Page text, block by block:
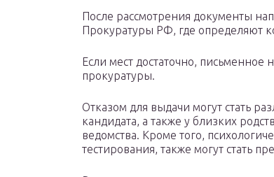
После рассмотрения документы
Прокуратуры РФ, где определяют
Если мест достаточно, письменное
прокуратуры.
Отказом для выдачи могут стать
кандидата, а также у близких
ведомства. Кроме того,
тестирования, также могут стать